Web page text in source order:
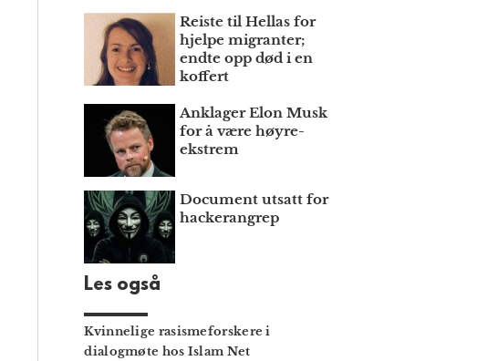
Reiste til Hellas for
hjelpe migranter;
endte opp død i en
koffert
Anklager Elon Musk
for å være høyre­
ekstrem
Document utsatt for
hackerangrep
Les også
Kvinnelige rasisme­forskere i
dialogmøte hos Islam Net